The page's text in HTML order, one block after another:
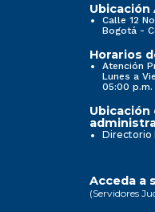
Ubicación
Calle 12
Bogotá -
Horarios
Atención
Lunes a
05:00 p.m.
Ubicación
Directorio
Acceda a
(Servidores